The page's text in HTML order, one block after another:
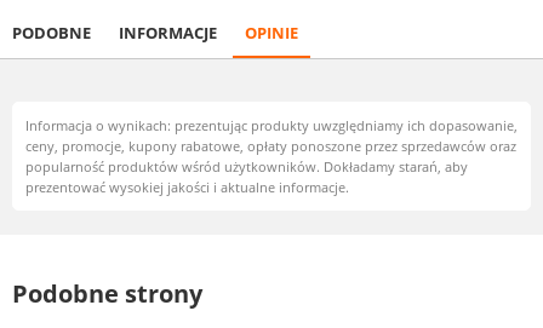
PODOBNE INFORMACJE OPINIE
Informacja o wynikach: prezentując produkty uwzględniamy ich dopasowanie,
ceny, promocje, kupony rabatowe, opłaty ponoszone przez sprzedawców oraz
popularność produktów wśród użytkowników. Dokładamy starań, aby
prezentować wysokiej jakości i aktualne informacje.
Podobne strony